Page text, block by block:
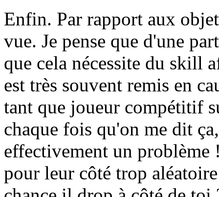
Enfin. Par rapport aux
vue. Je pense que d'une
que cela nécessite du skill
est très souvent remis en
tant que joueur compétitif
chaque fois qu'on me dit
effectivement un problème
pour leur côté trop